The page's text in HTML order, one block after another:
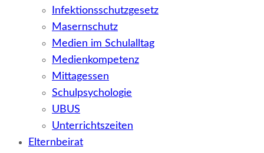
Infektionsschutzgesetz
Masernschutz
Medien im Schulalltag
Medienkompetenz
Mittagessen
Schulpsychologie
UBUS
Unterrichtszeiten
Elternbeirat